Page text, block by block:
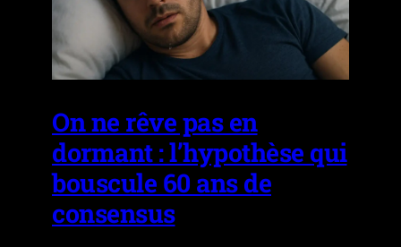
On ne rêve pas en
dormant : l’hypothèse qui
bouscule 60 ans de
consensus